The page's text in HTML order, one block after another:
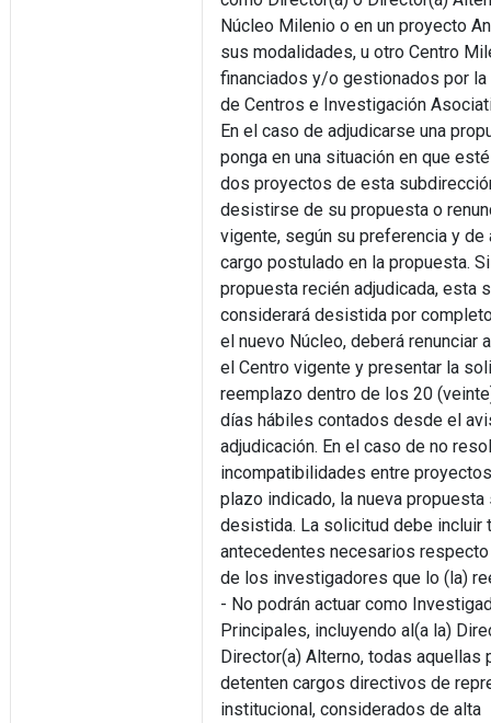
Núcleo Milenio o en un proyecto
sus modalidades, u otro Centro
financiados y/o gestionados por la
de Centros e Investigación
En el caso de adjudicarse una
ponga en una situación en que
dos proyectos de esta
desistirse de su propuesta o
vigente, según su preferencia y de
cargo postulado en la propuesta.
propuesta recién adjudicada, esta
considerará desistida por
el nuevo Núcleo, deberá renunciar
el Centro vigente y presentar la
reemplazo dentro de los 20
días hábiles contados desde el
adjudicación. En el caso de no
incompatibilidades entre
plazo indicado, la nueva propuesta
desistida. La solicitud debe incluir
antecedentes necesarios
de los investigadores que lo (la)
- No podrán actuar como
Principales, incluyendo al(a la)
Director(a) Alterno, todas aquellas
detenten cargos directivos de
institucional, considerados de alta